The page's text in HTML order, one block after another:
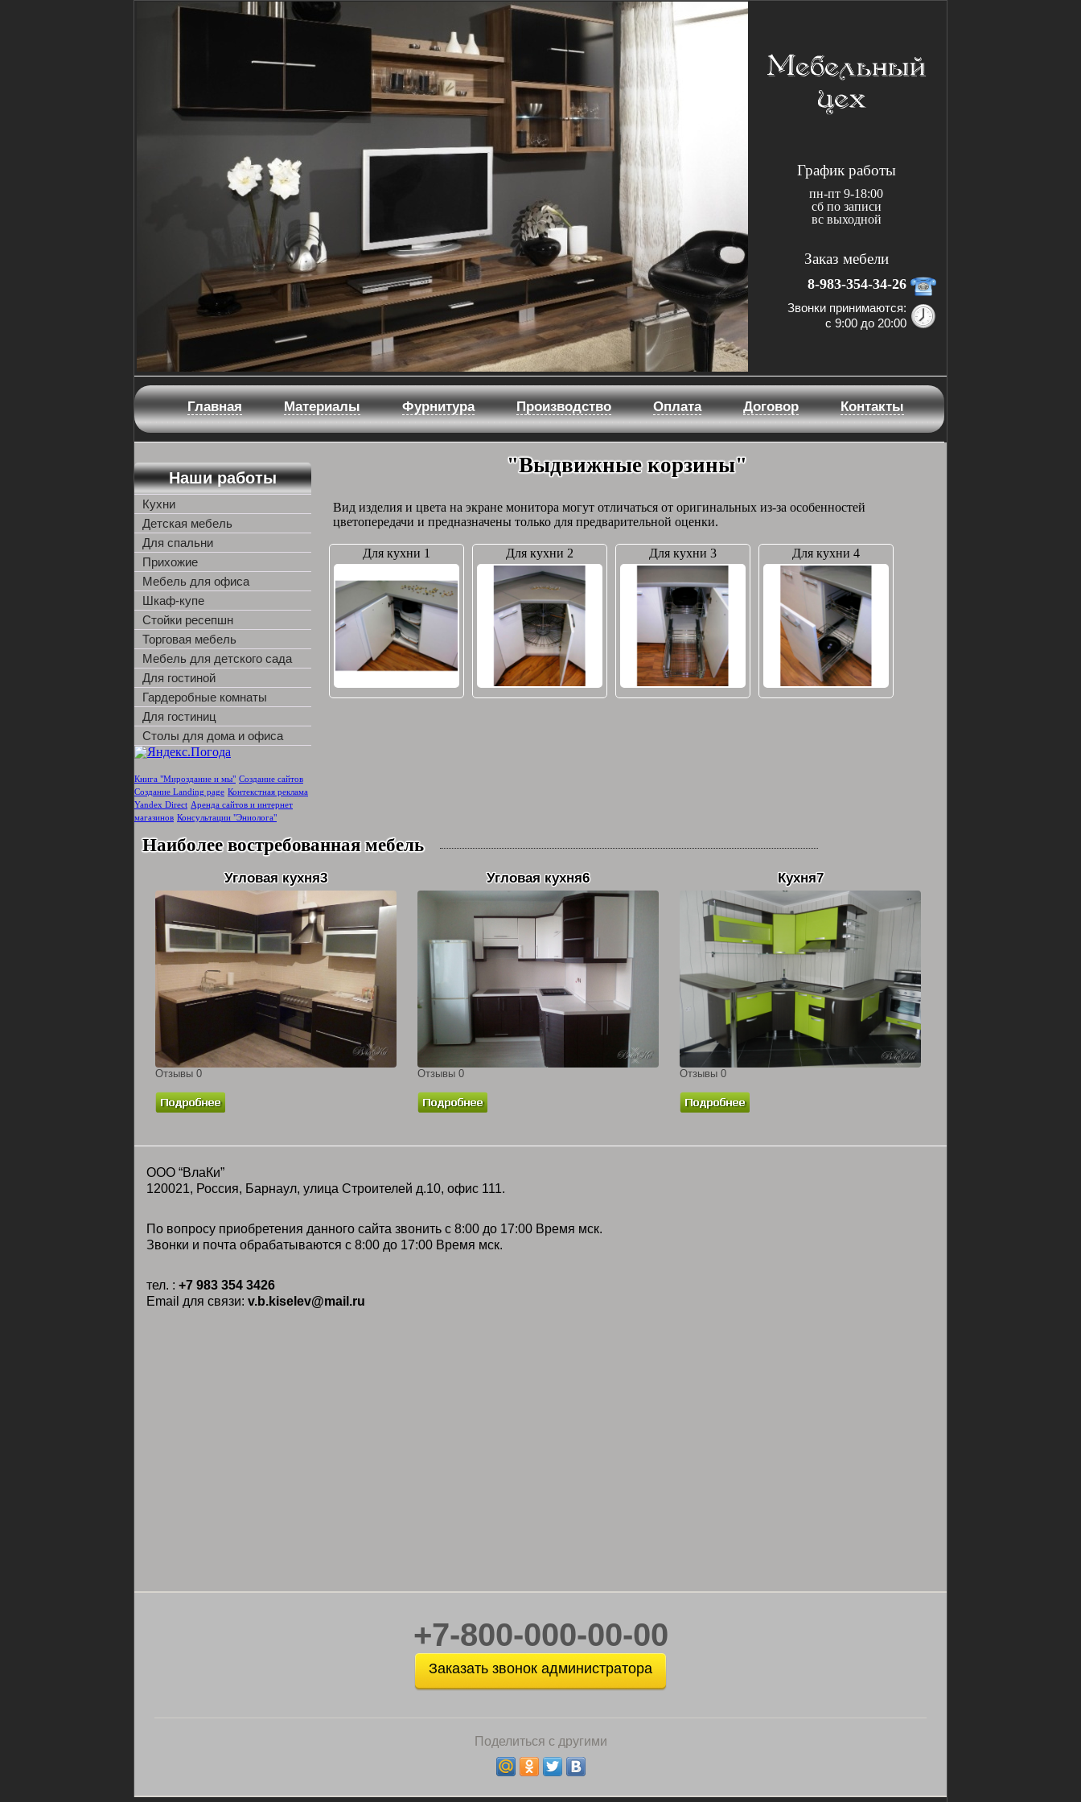
График работы
пн-пт 9-18:00
сб по записи
вс выходной
Заказ мебели
8-983-354-34-26
Звонки принимаются:
с 9:00 до 20:00
Главная Материалы Фурнитура Производство Оплата Договор Контакты
Наши работы
Кухни
Детская мебель
Для спальни
Прихожие
Мебель для офиса
Шкаф-купе
Стойки ресепшн
Торговая мебель
Мебель для детского сада
Для гостиной
Гардеробные комнаты
Для гостиниц
Столы для дома и офиса
Книга "Мироздание и мы" Создание сайтов
Создание Landing page Контекстная реклама
Yandex Direct Аренда сайтов и интернет
магазинов Консультации "Эниолога"
"Выдвижные корзины"
Вид изделия и цвета на экране монитора могут отличаться от оригинальных из-за особенностей
цветопередачи и предназначены только для предварительной оценки.
Для кухни 1 Для кухни 2 Для кухни 3 Для кухни 4
Наиболее востребованная мебель
Угловая кухня3
Отзывы 0
Угловая кухня6
Отзывы 0
Кухня7
Отзывы 0
ООО “ВлаКи”
120021, Россия, Барнаул, улица Строителей д.10, офис 111.
По вопросу приобретения данного сайта звонить с 8:00 до 17:00 Время мск.
Звонки и почта обрабатываются с 8:00 до 17:00 Время мск.
тел. : +7 983 354 3426
Email для связи: v.b.kiselev@mail.ru
+7-800-000-00-00
Заказать звонок администратора
Поделиться с другими